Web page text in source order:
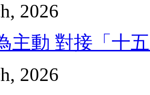
2026
主動 對接「十
2026